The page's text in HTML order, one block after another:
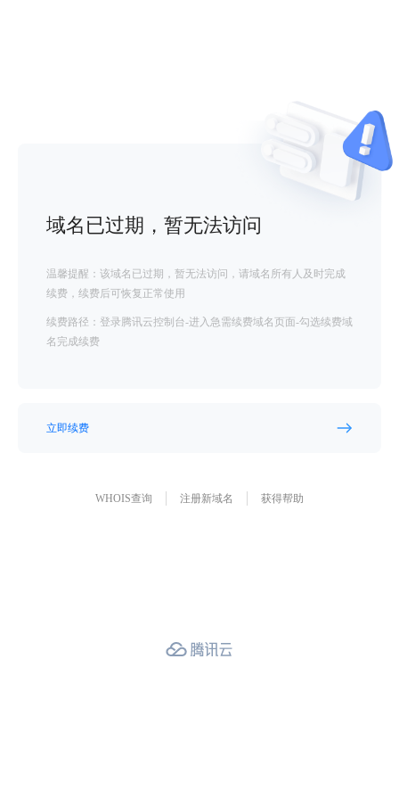
域名已过期，暂无法访问
温馨提醒：该域名已过期，暂无法访问，请域名所有人及时完成
续费，续费后可恢复正常使用
续费路径：登录腾讯云控制台-进入急需续费域名页面-勾选续费域
名完成续费
立即续费
WHOIS查询 注册新域名 获得帮助